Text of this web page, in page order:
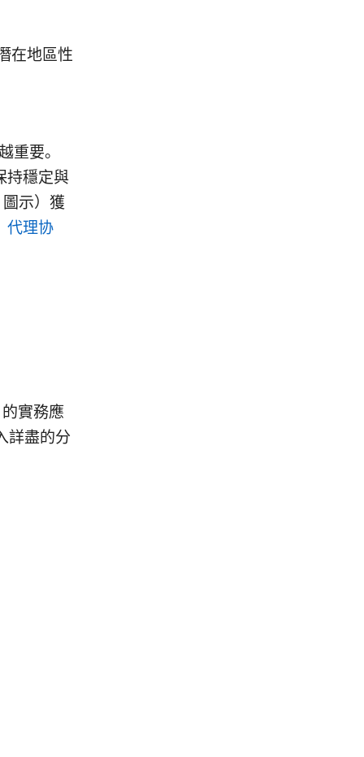
在地區性
重要。
持穩定與
示）獲
代理协
實務應
詳盡的分